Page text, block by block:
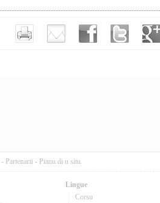
- Partenarii - Pianu di u situ
Lingue
Corsu